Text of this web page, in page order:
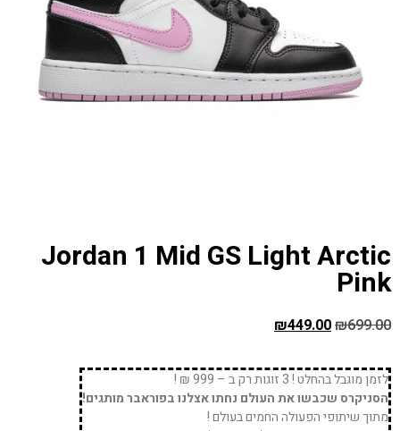
Jordan 1 Mid GS Light Arctic
Pink
₪699.00
₪449.00
לזמן מוגבל בהחלט ! 3 זוגות רק ב – 999 ₪ !
הסניקרס שכבשו את העולם נחתו אצלנו בפוראבר מותגים!
מתוך שיתופי הפעולה החמים בעולם !